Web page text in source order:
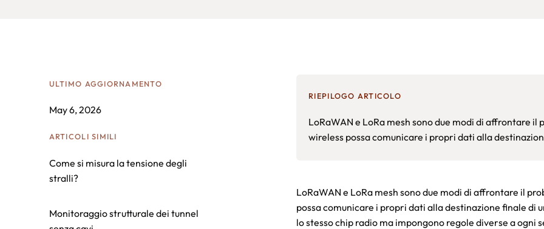
ULTIMO AGGIORNAMENTO
May 6, 2026
ARTICOLI SIMILI
Come si misura la tensione degli
stralli?
Monitoraggio strutturale dei tunnel
RIEPILOGO ARTICOLO
LoRaWAN e LoRa mesh sono due modi di affrontare
wireless possa comunicare i propri dati alla
LoRaWAN e LoRa mesh sono due modi di affrontare il
possa comunicare i propri dati alla destinazione finale
lo stesso chip radio ma impongono regole diverse a ogni